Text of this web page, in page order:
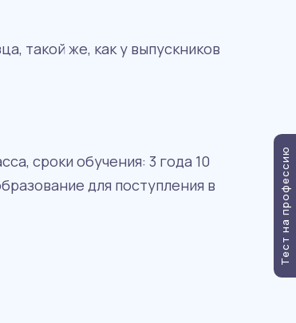
такой же, как у выпускников
сроки обучения: 3 года 10
для поступления в
Тест на профессию